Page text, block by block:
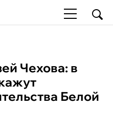
Чехова: в
Белой